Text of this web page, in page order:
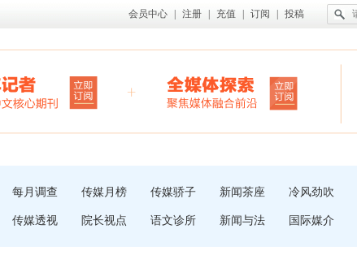
会员中心 注册 充值 订阅 投稿
每月调查 传媒月榜 传媒骄子 新闻茶座 冷风劲吹
传媒透视 院长视点 语文诊所 新闻与法 国际媒介